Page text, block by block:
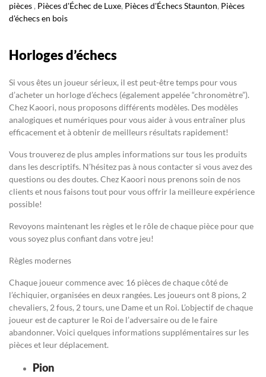
pièces , Pièces d'Échec de Luxe, Pièces d'Échecs Staunton, Pièces
d'échecs en bois
Horloges d’échecs
Si vous êtes un joueur sérieux, il est peut-être temps pour vous
d’acheter un horloge d’échecs (également appelée “chronomètre”).
Chez Kaoori, nous proposons différents modèles. Des modèles
analogiques et numériques pour vous aider à vous entraîner plus
efficacement et à obtenir de meilleurs résultats rapidement!
Vous trouverez de plus amples informations sur tous les produits
dans les descriptifs. N’hésitez pas à nous contacter si vous avez des
questions ou des doutes. Chez Kaoori nous prenons soin de nos
clients et nous faisons tout pour vous offrir la meilleure expérience
possible!
Revoyons maintenant les règles et le rôle de chaque pièce pour que
vous soyez plus confiant dans votre jeu!
Règles modernes
Chaque joueur commence avec 16 pièces de chaque côté de
l’échiquier, organisées en deux rangées. Les joueurs ont 8 pions, 2
chevaliers, 2 fous, 2 tours, une Dame et un Roi. L’objectif de chaque
joueur est de capturer le Roi de l’adversaire ou de le faire
abandonner. Voici quelques informations supplémentaires sur les
pièces et leur déplacement.
Pion